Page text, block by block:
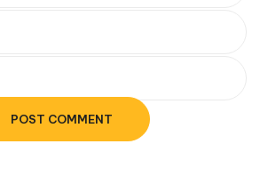
POST COMMENT